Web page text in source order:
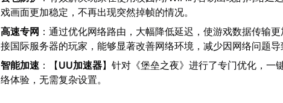
戏画面更加稳定，不再出现突然掉帧的情况。
高速专网 ：通过优化网络路由，大幅降低延迟，使游戏数据传输
接国际服务器的玩家，能够显著改善网络环境，减少因网络问题导
智能加速 ：【UU加速器】针对《堡垒之夜》进行了专门优化，一
络体验，无需复杂设置。